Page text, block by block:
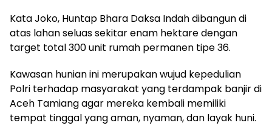
Kata Joko, Huntap Bhara Daksa Indah dibangun di
atas lahan seluas sekitar enam hektare dengan
target total 300 unit rumah permanen tipe 36.
Kawasan hunian ini merupakan wujud kepedulian
Polri terhadap masyarakat yang terdampak banjir di
Aceh Tamiang agar mereka kembali memiliki
tempat tinggal yang aman, nyaman, dan layak huni.